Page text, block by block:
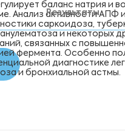
баланс натрия и
Анализ активности АПФ
саркоидоза,
и некоторых
связанных с
фермента. Особенно
диагностике
и бронхиальной астмы.
Результаты